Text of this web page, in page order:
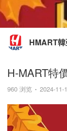
HMART
H-MART特
960 浏览 2024-11-